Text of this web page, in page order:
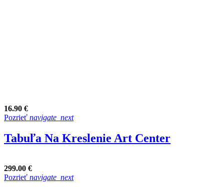
16.90 €
Pozrieť navigate_next
Tabuľa Na Kreslenie Art Center
299.00 €
Pozrieť navigate_next